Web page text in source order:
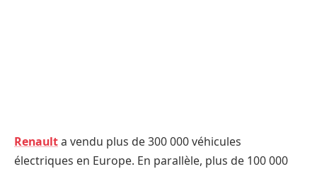
Renaulta vendu plus de 300 000 véhicules
électriques en Europe. En parallèle, plus de 100 000